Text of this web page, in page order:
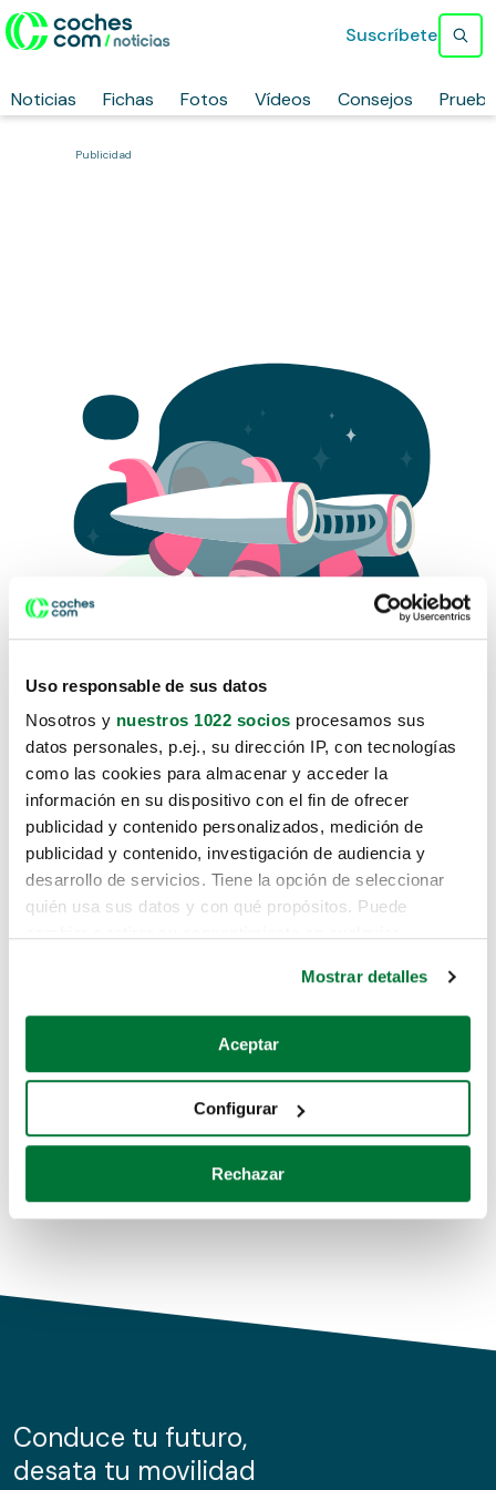
Uso responsable de sus datos
Nosotros y nuestros 1022 socios procesamos sus
datos personales, p.ej., su dirección IP, con tecnologías
como las cookies para almacenar y acceder la
información en su dispositivo con el fin de ofrecer
publicidad y contenido personalizados, medición de
publicidad y contenido, investigación de audiencia y
desarrollo de servicios. Tiene la opción de seleccionar
quién usa sus datos y con qué propósitos. Puede
Si lo permite, también quisiéramos:
Recopilar información sobre su ubicación geográfica
Identificar su dispositivo analizándolo activamente
para buscar características específicas (huellas
Obtenga más información sobre cómo se procesan sus
de cookies.
información sobre el uso que haga del sitio web con
nuestros partners de redes sociales, publicidad y análisis
Mostrar detalles
Aceptar
Configurar
Rechazar
Noticias Fichas Fotos Vídeos Consejos
Suscríbete
Publicidad
Lo sentimos, no sabemos como
te hemos traido hasta aquí.
Pero puedes encontrar el coche que estás
buscando en alguno de estos enlaces:
Coches de segunda mano
Coches de km0
Conduce tu futuro,
desata tu movilidad